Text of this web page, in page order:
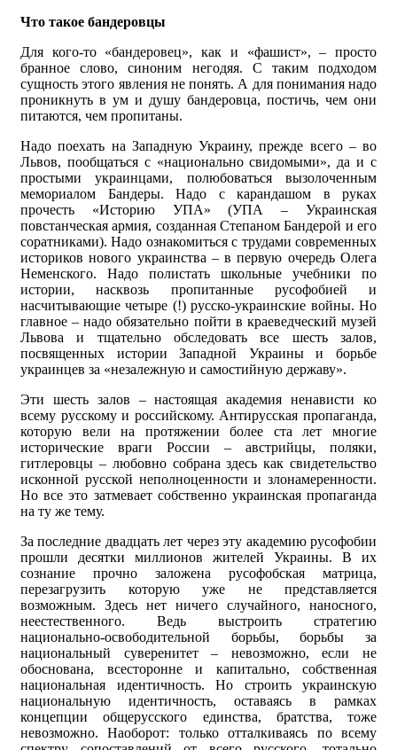
Что такое бандеровцы
Для кого-то «бандеровец», как и «фашист», – просто
бранное слово, синоним негодяя. С таким подходом
сущность этого явления не понять. А для понимания надо
проникнуть в ум и душу бандеровца, постичь, чем они
питаются, чем пропитаны.
Надо поехать на Западную Украину, прежде всего – во
Львов, пообщаться с «национально свидомыми», да и с
простыми украинцами, полюбоваться вызолоченным
мемориалом Бандеры. Надо с карандашом в руках
прочесть «Историю УПА» (УПА – Украинская
повстанческая армия, созданная Степаном Бандерой и его
соратниками). Надо ознакомиться с трудами современных
историков нового украинства – в первую очередь Олега
Неменского. Надо полистать школьные учебники по
истории, насквозь пропитанные русофобией и
насчитывающие четыре (!) русско-украинские войны. Но
главное – надо обязательно пойти в краеведческий музей
Львова и тщательно обследовать все шесть залов,
посвященных истории Западной Украины и борьбе
украинцев за «незалежную и самостийную державу».
Эти шесть залов – настоящая академия ненависти ко
всему русскому и российскому. Антирусская пропаганда,
которую вели на протяжении более ста лет многие
исторические враги России – австрийцы, поляки,
гитлеровцы – любовно собрана здесь как свидетельство
исконной русской неполноценности и злонамеренности.
Но все это затмевает собственно украинская пропаганда
на ту же тему.
За последние двадцать лет через эту академию русофобии
прошли десятки миллионов жителей Украины. В их
сознание прочно заложена русофобская матрица,
перезагрузить которую уже не представляется
возможным. Здесь нет ничего случайного, наносного,
неестественного. Ведь выстроить стратегию
национально-освободительной борьбы, борьбы за
национальный суверенитет – невозможно, если не
обоснована, всесторонне и капитально, собственная
национальная идентичность. Но строить украинскую
национальную идентичность, оставаясь в рамках
концепции общерусского единства, братства, тоже
невозможно. Наоборот: только отталкиваясь по всему